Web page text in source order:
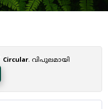
Circular. വിപുലമായി